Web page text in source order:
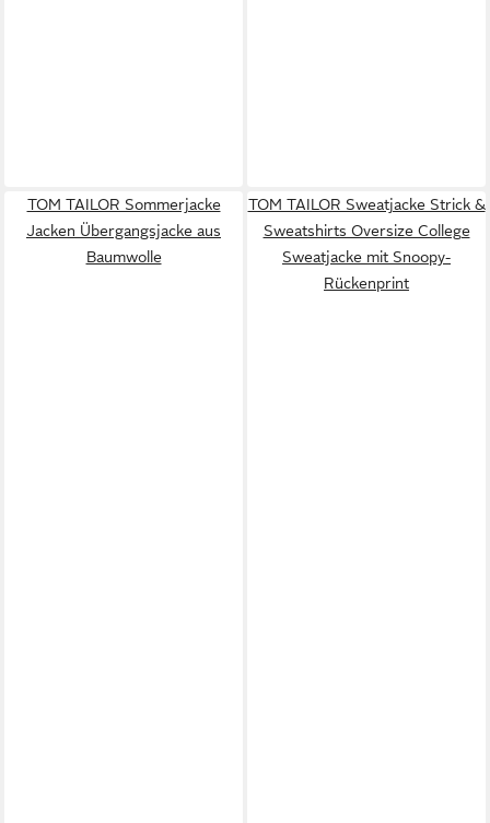
TOM TAILOR Sommerjacke
Jacken Übergangsjacke aus
Baumwolle
TOM TAILOR Sweatjacke Strick &
Sweatshirts Oversize College
Sweatjacke mit Snoopy-
Rückenprint